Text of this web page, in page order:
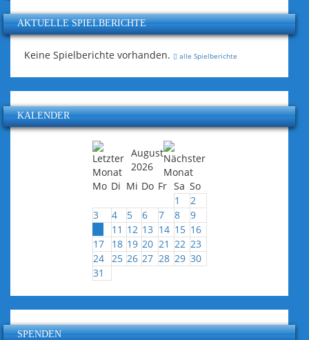
AKTUELLE SPIELBERICHTE
Keine Spielberichte vorhanden. alle Spielberichte
KALENDER
August
2026
Mo Di Mi Do Fr Sa So
1
2
3
4 5 6 7 8
9
11 12 13 14 15 16
17
18 19 20 21 22 23
24 25 26 27 28 29 30
31
SPENDEN